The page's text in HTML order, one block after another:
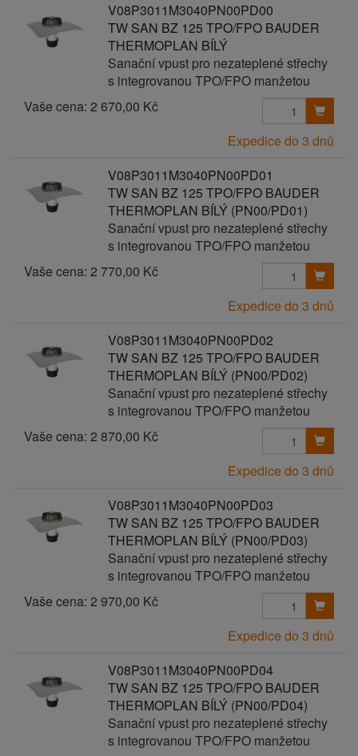
V08P3011M3040PN00PD00
TW SAN BZ 125 TPO/FPO BAUDER
THERMOPLAN BÍLÝ
Sanační vpust pro nezateplené střechy
s integrovanou TPO/FPO manžetou
Vaše cena: 2 670,00 Kč
Expedice do 3 dnů
V08P3011M3040PN00PD01
TW SAN BZ 125 TPO/FPO BAUDER
THERMOPLAN BÍLÝ (PN00/PD01)
Sanační vpust pro nezateplené střechy
s integrovanou TPO/FPO manžetou
Vaše cena: 2 770,00 Kč
Expedice do 3 dnů
V08P3011M3040PN00PD02
TW SAN BZ 125 TPO/FPO BAUDER
THERMOPLAN BÍLÝ (PN00/PD02)
Sanační vpust pro nezateplené střechy
s integrovanou TPO/FPO manžetou
Vaše cena: 2 870,00 Kč
Expedice do 3 dnů
V08P3011M3040PN00PD03
TW SAN BZ 125 TPO/FPO BAUDER
THERMOPLAN BÍLÝ (PN00/PD03)
Sanační vpust pro nezateplené střechy
s integrovanou TPO/FPO manžetou
Vaše cena: 2 970,00 Kč
Expedice do 3 dnů
V08P3011M3040PN00PD04
TW SAN BZ 125 TPO/FPO BAUDER
THERMOPLAN BÍLÝ (PN00/PD04)
Sanační vpust pro nezateplené střechy
s integrovanou TPO/FPO manžetou